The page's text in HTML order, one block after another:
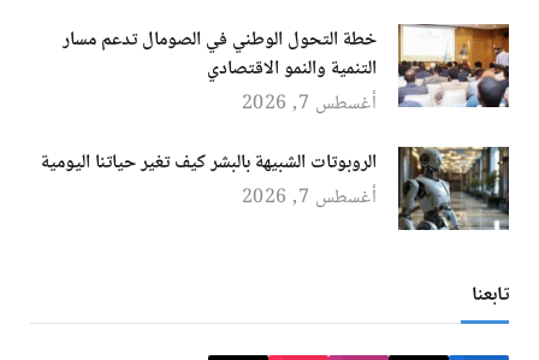
خطة التحول الوطني في الصومال تدعم مسار
التنمية والنمو الاقتصادي
أغسطس 7, 2026
الروبوتات الشبيهة بالبشر كيف تغير حياتنا اليومية
أغسطس 7, 2026
تابعنا